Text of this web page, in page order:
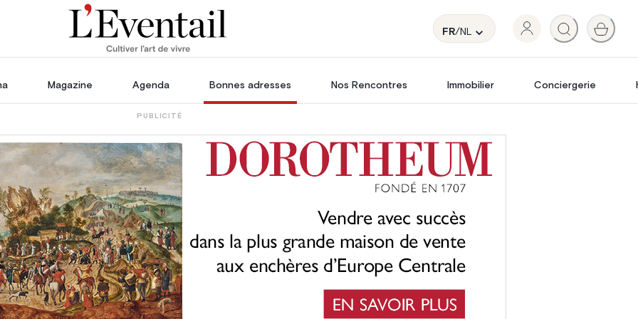
FR/NL
Magazine Agenda Bonnes adresses Nos Rencontres Immobilier Conciergerie
PUBLICITÉ